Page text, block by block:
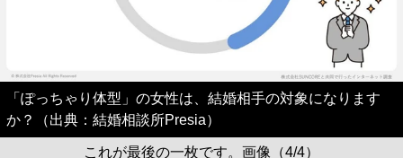
「ぽっちゃり体型」の女性は、結婚相手の対象になります
か？（出典：結婚相談所Presia）
これが最後の一枚です。画像（4/4）